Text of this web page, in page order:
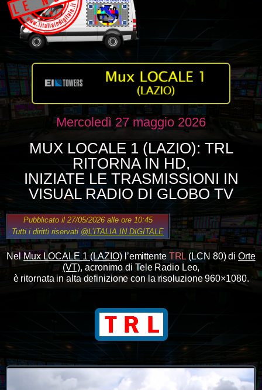
Mercoledì 27 maggio 2026
MUX LOCALE 1 (LAZIO): TRL
RITORNA IN HD,
INIZIATE LE TRASMISSIONI IN
VISUAL RADIO DI GLOBO TV
Pubblicato il 27/05/2026 alle ore 10:45
Tutti i diritti riservati @L’ITALIA IN DIGITALE
NelMux LOCALE 1 (LAZIO)l’emittente TRL (LCN 80) diOrte
(VT), acronimo di Tele Radio Leo,
è ritornata in alta definizione con la risoluzione 960×1080.